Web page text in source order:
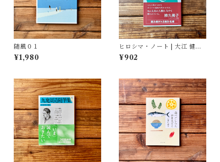
随風０１
¥1,980
ヒロシマ・ノート | 大江 健三
郎
¥902